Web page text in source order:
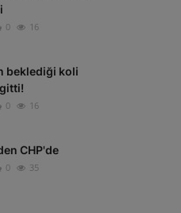
0 16
beklediği koli
0 16
CHP'de
0 35